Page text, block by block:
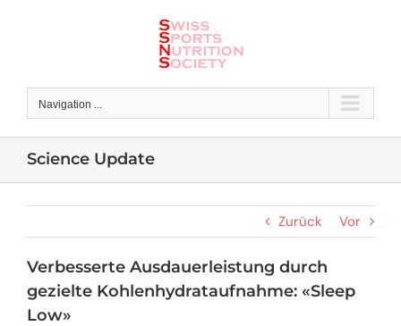
Navigation ...
Science Update
Zurück Vor
Verbesserte Ausdauerleistung durch
gezielte Kohlenhydrataufnahme: «Sleep
Low»